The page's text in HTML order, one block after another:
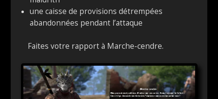
une caisse de provisions détrempées
abandonnées pendant l’attaque
Faites votre rapport à Marche-cendre.